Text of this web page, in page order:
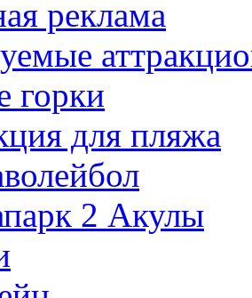
реклама
горки
для пляжа
2 Акулы